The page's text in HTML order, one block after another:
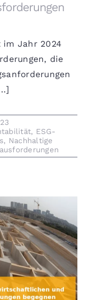
im Jahr 2024
die
, ESG-
, Nachhaltige
Wie
und
begegnen